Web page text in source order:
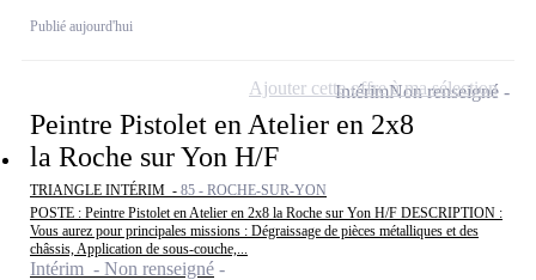
Publié aujourd'hui
Peintre Pistolet en Atelier en 2x8
la Roche sur Yon H/F
TRIANGLE INTÉRIM - 85 - ROCHE-SUR-YON
POSTE : Peintre Pistolet en Atelier en 2x8 la Roche sur Yon H/F DESCRIPTION :
Vous aurez pour principales missions : Dégraissage de pièces métalliques et des
châssis, Application de sous-couche,...
Intérim - Non renseigné
IntérimNon renseigné
Ajouter cette offre à ma sélection